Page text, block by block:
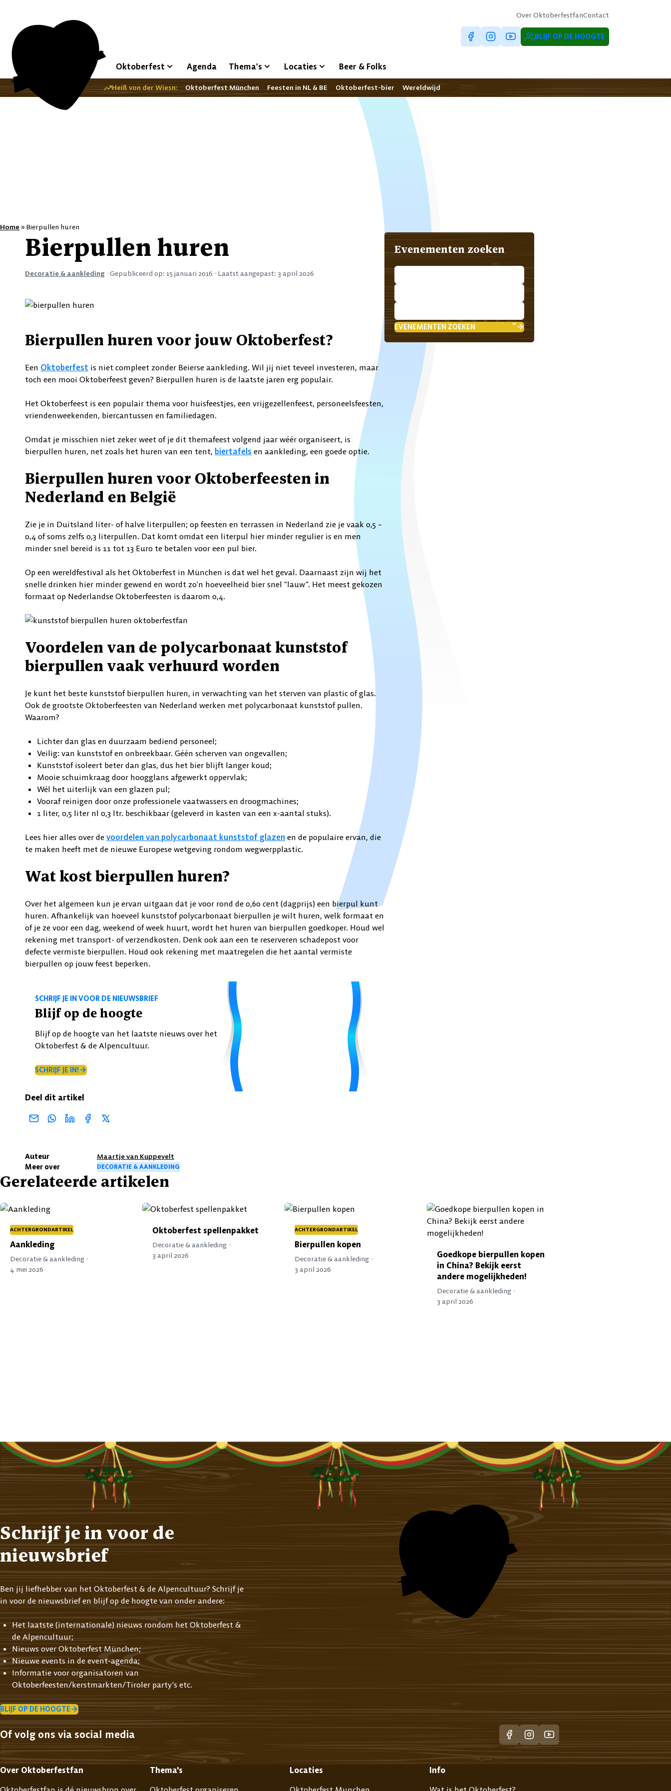
Over OktoberfestfanContact
BLIJF OP DE HOOGTE
Oktoberfest Agenda Thema’s Locaties Beer & Folks
Heiß von der Wiesn: Oktoberfest München Feesten in NL & BE Oktoberfest-bier Wereldwijd
Home» Bierpullen huren
Bierpullen huren
Decoratie & aankleding ·Gepubliceerd op: 15 januari 2016 · Laatst aangepast: 3 april 2026
Bierpullen huren voor jouw Oktoberfest?
Een Oktoberfest is niet compleet zonder Beierse aankleding. Wil jij niet teveel investeren, maar
toch een mooi Oktoberfeest geven? Bierpullen huren is de laatste jaren erg populair.
Het Oktoberfeest is een populair thema voor huisfeestjes, een vrijgezellenfeest, personeelsfeesten,
vriendenweekenden, biercantussen en familiedagen.
Omdat je misschien niet zeker weet of je dit themafeest volgend jaar wéér organiseert, is
bierpullen huren, net zoals het huren van een tent, biertafels en aankleding, een goede optie.
Bierpullen huren voor Oktoberfeesten in
Nederland en België
Zie je in Duitsland liter- of halve literpullen; op feesten en terrassen in Nederland zie je vaak 0,5 –
0,4 of soms zelfs 0,3 literpullen. Dat komt omdat een literpul hier minder regulier is en men
minder snel bereid is 11 tot 13 Euro te betalen voor een pul bier.
Op een wereldfestival als het Oktoberfest in München is dat wel het geval. Daarnaast zijn wij het
snelle drinken hier minder gewend en wordt zo’n hoeveelheid bier snel “lauw”. Het meest gekozen
formaat op Nederlandse Oktoberfeesten is daarom 0,4.
Voordelen van de polycarbonaat kunststof
bierpullen vaak verhuurd worden
Je kunt het beste kunststof bierpullen huren, in verwachting van het sterven van plastic of glas.
Ook de grootste Oktoberfeesten van Nederland werken met polycarbonaat kunststof pullen.
Waarom?
Lichter dan glas en duurzaam bediend personeel;
Veilig: van kunststof en onbreekbaar. Géén scherven van ongevallen;
Kunststof isoleert beter dan glas, dus het bier blijft langer koud;
Mooie schuimkraag door hoogglans afgewerkt oppervlak;
Wél het uiterlijk van een glazen pul;
Vooraf reinigen door onze professionele vaatwassers en droogmachines;
1 liter, 0,5 liter nl 0,3 ltr. beschikbaar (geleverd in kasten van een x-aantal stuks).
Lees hier alles over de voordelen van polycarbonaat kunststof glazen en de populaire ervan, die
te maken heeft met de nieuwe Europese wetgeving rondom wegwerpplastic.
Wat kost bierpullen huren?
Over het algemeen kun je ervan uitgaan dat je voor rond de 0,60 cent (dagprijs) een bierpul kunt
huren. Afhankelijk van hoeveel kunststof polycarbonaat bierpullen je wilt huren, welk formaat en
of je ze voor een dag, weekend of week huurt, wordt het huren van bierpullen goedkoper. Houd wel
rekening met transport- of verzendkosten. Denk ook aan een te reserveren schadepost voor
defecte vermiste bierpullen. Houd ook rekening met maatregelen die het aantal vermiste
bierpullen op jouw feest beperken.
SCHRIJF JE IN VOOR DE NIEUWSBRIEF
Blijf op de hoogte
Blijf op de hoogte van het laatste nieuws over het
Oktoberfest & de Alpencultuur.
SCHRIJF JE IN!
Deel dit artikel
Auteur
Maartje van Kuppevelt
Meer over
DECORATIE & AANKLEDING
Evenementen zoeken
EVENEMENTEN ZOEKEN
Gerelateerde artikelen
ACHTERGRONDARTIKEL
Aankleding
Decoratie & aankleding ·
4 mei 2026
Oktoberfest spellenpakket
Decoratie & aankleding ·
3 april 2026
ACHTERGRONDARTIKEL
Bierpullen kopen
Decoratie & aankleding ·
3 april 2026
Goedkope bierpullen kopen
in China? Bekijk eerst
andere mogelijkheden!
Decoratie & aankleding ·
3 april 2026
Schrijf je in voor de
nieuwsbrief
Ben jij liefhebber van het Oktoberfest & de Alpencultuur? Schrijf je
in voor de nieuwsbrief en blijf op de hoogte van onder andere:
Het laatste (internationale) nieuws rondom het Oktoberfest &
de Alpencultuur;
Nieuws over Oktoberfest München;
Nieuwe events in de event-agenda;
Informatie voor organisatoren van
Oktoberfeesten/kerstmarkten/Tiroler party’s etc.
BLIJF OP DE HOOGTE
Of volg ons via social media
Over Oktoberfestfan
Thema's
Locaties
Info